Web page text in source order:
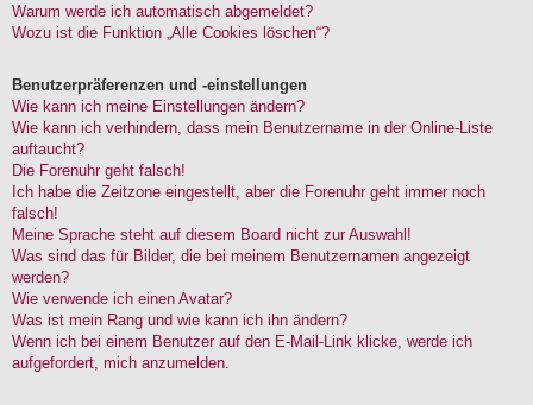
Warum werde ich automatisch abgemeldet?
Wozu ist die Funktion „Alle Cookies löschen“?
Benutzerpräferenzen und -einstellungen
Wie kann ich meine Einstellungen ändern?
Wie kann ich verhindern, dass mein Benutzername in der Online-Liste
auftaucht?
Die Forenuhr geht falsch!
Ich habe die Zeitzone eingestellt, aber die Forenuhr geht immer noch
falsch!
Meine Sprache steht auf diesem Board nicht zur Auswahl!
Was sind das für Bilder, die bei meinem Benutzernamen angezeigt
werden?
Wie verwende ich einen Avatar?
Was ist mein Rang und wie kann ich ihn ändern?
Wenn ich bei einem Benutzer auf den E-Mail-Link klicke, werde ich
aufgefordert, mich anzumelden.